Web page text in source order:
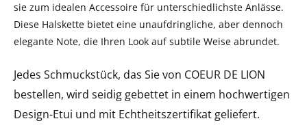
sie zum idealen Accessoire für unterschiedlichste Anlässe.
Diese Halskette bietet eine unaufdringliche, aber dennoch
elegante Note, die Ihren Look auf subtile Weise abrundet.
Jedes Schmuckstück, das Sie von COEUR DE LION
bestellen, wird seidig gebettet in einem hochwertigen
Design-Etui und mit Echtheitszertifikat geliefert.